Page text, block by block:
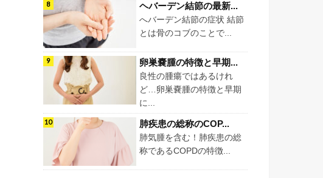
ヘバーデン結節の最新...
へバーデン結節の症状 結節
とは骨のコブのことで...
卵巣嚢腫の特徴と早期...
良性の腫瘍ではあるけれ
ど…卵巣嚢腫の特徴と早期
に...
肺疾患の総称のCOP...
肺気腫を含む！肺疾患の総
称であるCOPDの特徴...